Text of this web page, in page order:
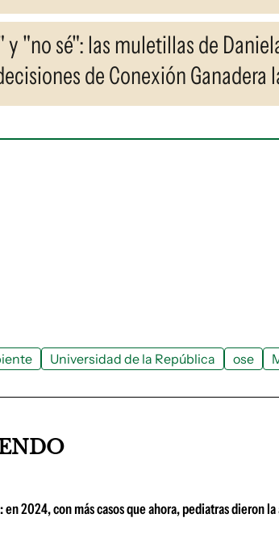
y "no sé": las muletillas de
de Conexión Ganadera
Universidad de la República ose
2024, con más casos que ahora, pediatras dieron